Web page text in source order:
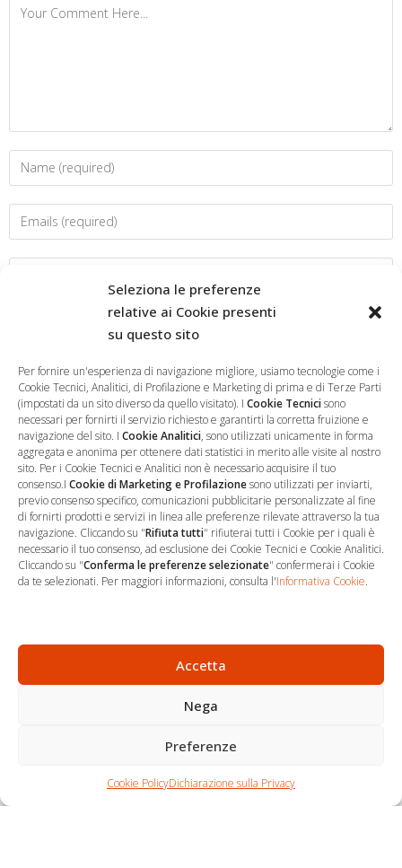
Seleziona le preferenze
relative ai Cookie presenti
su questo sito
Per fornire un'esperienza di navigazione migliore, usiamo tecnologie come i
Cookie Tecnici, Analitici, di Profilazione e Marketing di prima e di Terze Parti
(impostati da un sito diverso da quello visitato). I Cookie Tecnicisono
necessari per fornirti il servizio richiesto e garantirti la corretta fruizione e
navigazione del sito. I Cookie Analitici, sono utilizzati unicamente in forma
aggregata e anonima per ottenere dati statistici in merito alle visite al nostro
sito. Per i Cookie Tecnici e Analitici non è necessario acquisire il tuo
consenso.I Cookie di Marketing e Profilazionesono utilizzati per inviarti,
previo consenso specifico, comunicazioni pubblicitarie personalizzate al fine
di fornirti prodotti e servizi in linea alle preferenze rilevate attraverso la tua
navigazione. Cliccando su "Rifiuta tutti" rifiuterai tutti i Cookie per i quali è
necessario il tuo consenso, ad esclusione dei Cookie Tecnici e Cookie Analitici.
Cliccando su "Conferma le preferenze selezionate" confermerai i Cookie
da te selezionati. Per maggiori informazioni, consulta l'Informativa Cookie.
Accetta
Nega
Preferenze
Cookie PolicyDichiarazione sulla Privacy
Salva il mio nome, email e sito web in questo browser per la
prossima volta che commento.
… Sede Operativa
06 9522 7890
info@studioargari.it
P.I. 17504191002
Seguici
Shop